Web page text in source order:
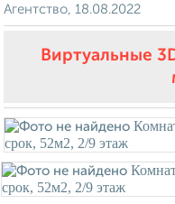
Агентство, 18.08.2022
Виртуальные